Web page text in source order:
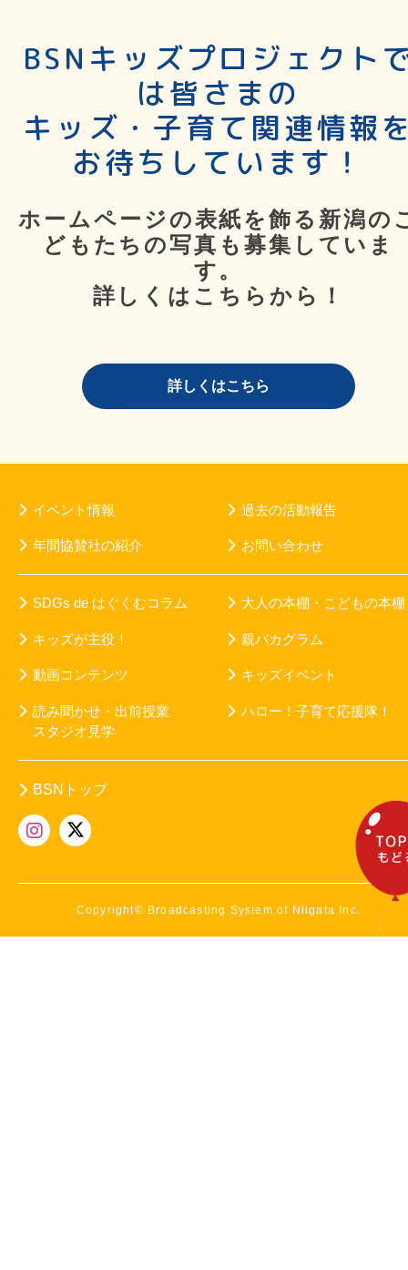
BSNキッズプロジェクト
は皆さまの
キッズ・子育て関連情報
お待ちしています！
ホームページの表紙を飾る新潟の
どもたちの写真も募集していま
す。
詳しくはこちらから！
詳しくはこちら
イベント情報 過去の活動報告
年間協賛社の紹介 お問い合わせ
SDGs de はぐくむコラム 大人の本棚・こどもの本棚
キッズが主役！ 親バカグラム
動画コンテンツ キッズイベント
読み聞かせ・出前授業
スタジオ見学
ハロー！子育て応援隊！
BSNトップ
Copyright© Broadcasting System of Niigata Inc.